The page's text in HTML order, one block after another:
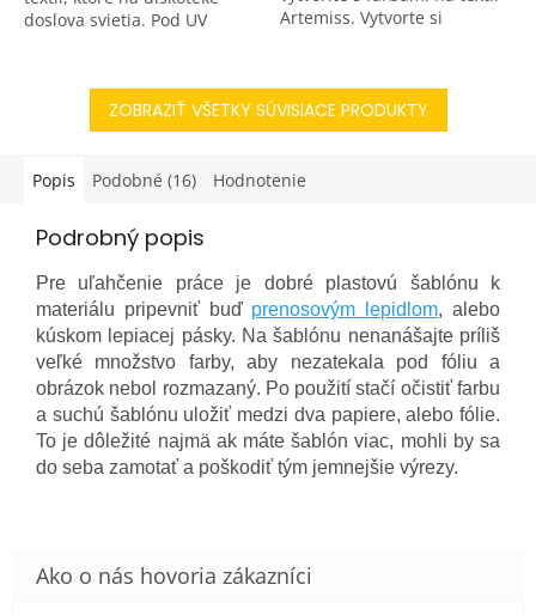
doslova svietia. Pod UV
deň zase majú jemné
pastelové...
Artemiss. Vytvorte si
aplikáciu na nohaviciach...
ZOBRAZIŤ VŠETKY SÚVISIACE PRODUKTY
Popis Podobné (16) Hodnotenie
Podrobný popis
Pre uľahčenie práce je dobré plastovú šablónu k
materiálu pripevniť buď prenosovým lepidlom, alebo
kúskom lepiacej pásky. Na šablónu nenanášajte príliš
veľké množstvo farby, aby nezatekala pod fóliu a
obrázok nebol rozmazaný. Po použití stačí očistiť farbu
a suchú šablónu uložiť medzi dva papiere, alebo fólie.
To je dôležité najmä ak máte šablón viac, mohli by sa
do seba zamotať a poškodiť tým jemnejšie výrezy.